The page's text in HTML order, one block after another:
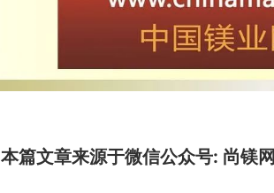
本篇文章来源于微信公众号: 尚镁网